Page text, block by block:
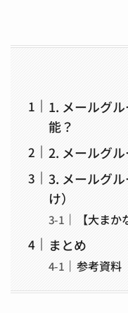
1. メールグ
能？
2. メールグ
3. メールグ
け）
【大まか
まとめ
参考資料